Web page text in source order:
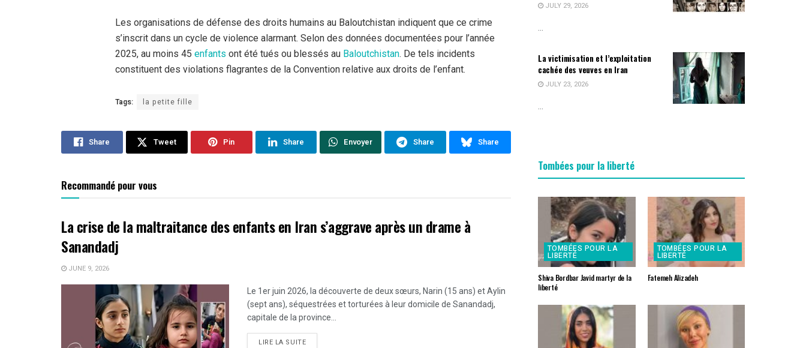
Les organisations de défense des droits humains au Baloutchistan indiquent que ce crime
s’inscrit dans un cycle de violence alarmant. Selon des données documentées pour l’année
2025, au moins 45 enfants ont été tués ou blessés au Baloutchistan. De tels incidents
constituent des violations flagrantes de la Convention relative aux droits de l’enfant.
Tags: la petite fille
Share Tweet Pin Share Envoyer Share Share
Recommandé pour vous
La crise de la maltraitance des enfants en Iran s’aggrave après un drame à
Sanandadj
JUNE 9, 2026
Le 1er juin 2026, la découverte de deux sœurs, Narin (15 ans) et Aylin
(sept ans), séquestrées et torturées à leur domicile de Sanandadj,
capitale de la province...
LIRE LA SUITEDETAILS
JULY 29, 2026
...
La victimisation et l’exploitation
cachée des veuves en Iran
JULY 23, 2026
...
Tombées pour la liberté
TOMBÉES POUR LA
LIBERTÉ
Shiva Bordbar Javid martyr de la
liberté
TOMBÉES POUR LA
LIBERTÉ
Fatemeh Alizadeh